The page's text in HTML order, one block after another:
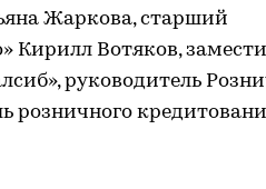
Жаркова, старший
Кирилл Вотяков,
руководитель
розничного